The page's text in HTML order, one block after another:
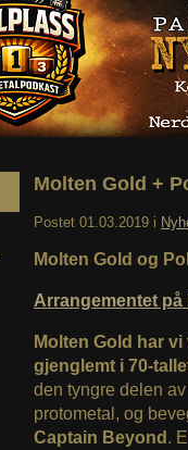
Molten Gold +
Postet 01.03.2019 i
Molten Gold og
Arrangementet på
Molten Gold har
gjenglemt i 70-
den tyngre delen
protometal, og
Captain Beyond .